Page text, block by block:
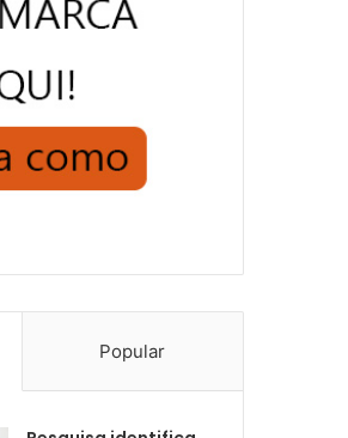
Popular